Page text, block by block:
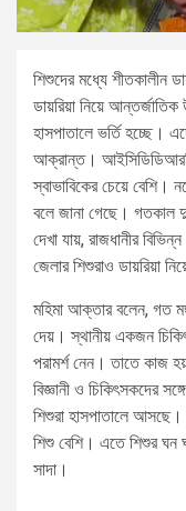
শিশুদের মধ্যে শীতকালীন
ডায়রিয়া নিয়ে আন্তর্জাতিক
হাসপাতালে ভর্তি হচ্ছে।
আক্রান্ত।
স্বাভাবিকের চেয়ে বেশি।
বলে জানা গেছে। গতকাল
দেখা যায়, রাজধানীর
জেলার শিশুরাও ডায়রিয়া
মহিমা আক্তার বলেন, গত
দেয়। স্থানীয় একজন
পরামর্শ নেন। তাতে কাজ
বিজ্ঞানী ও চিকিৎসকদের
শিশুরা হাসপাতালে
শিশু বেশি। এতে শিশুর ঘন
সাদা।